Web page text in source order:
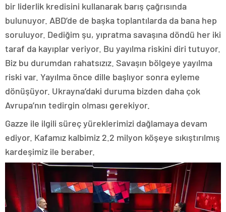
bir liderlik kredisini kullanarak barış çağrısında
bulunuyor. ABD’de de başka toplantılarda da bana hep
soruluyor. Dediğim şu, yıpratma savaşına döndü her iki
taraf da kayıplar veriyor. Bu yayılma riskini diri tutuyor.
Biz bu durumdan rahatsızız. Savaşın bölgeye yayılma
riski var. Yayılma önce dille başlıyor sonra eyleme
dönüşüyor. Ukrayna’daki duruma bizden daha çok
Avrupa’nın tedirgin olması gerekiyor.
Gazze ile ilgili süreç yüreklerimizi dağlamaya devam
ediyor. Kafamız kalbimiz 2.2 milyon köşeye sıkıştırılmış
kardeşimiz ile beraber.